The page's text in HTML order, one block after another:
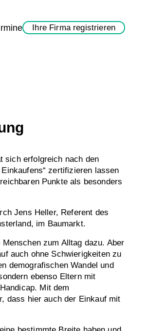
Ihre Firma registrieren
sich erfolgreich nach den
zertifizieren lassen
Punkte als besonders
Jens Heller, Referent des
im Baumarkt.
zum Alltag dazu. Aber
auch ohne Schwierigkeiten zu
demografischen Wandel und
ebenso Eltern mit
Mit dem
dass hier auch der Einkauf mit